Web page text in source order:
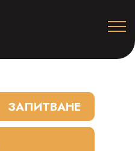
ЗАПИТВАНЕ